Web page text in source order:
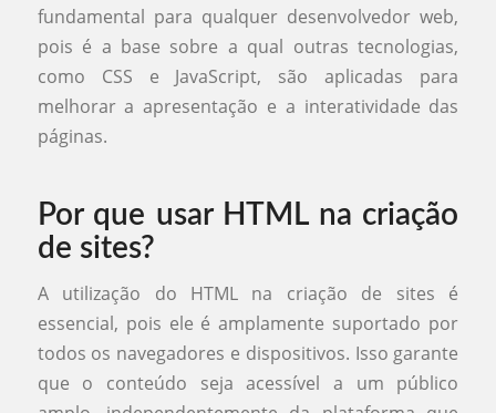
fundamental para qualquer desenvolvedor web,
pois é a base sobre a qual outras tecnologias,
como CSS e JavaScript, são aplicadas para
melhorar a apresentação e a interatividade das
páginas.
Por que usar HTML na criação
de sites?
A utilização do HTML na criação de sites é
essencial, pois ele é amplamente suportado por
todos os navegadores e dispositivos. Isso garante
que o conteúdo seja acessível a um público